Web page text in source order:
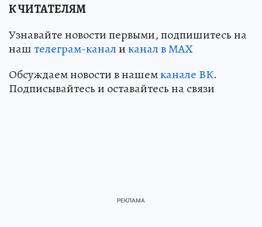
К ЧИТАТЕЛЯМ
Узнавайте новости первыми, подпишитесь на
наштелеграм-каналиканал в МАХ
Обсуждаем новости в нашемканале ВК.
Подписывайтесь и оставайтесь на связи